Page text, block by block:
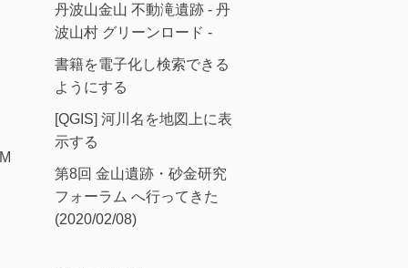
丹波山金山 不動滝遺跡 - 丹
波山村 グリーンロード -
書籍を電子化し検索できる
ようにする
[QGIS] 河川名を地図上に表
示する
第8回 金山遺跡・砂金研究
フォーラム へ行ってきた
(2020/02/08)